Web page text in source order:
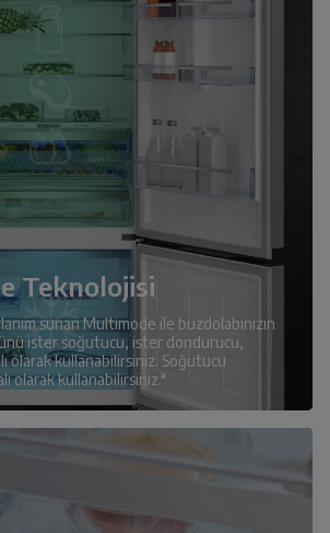
Teknolojisi
sunan Multimode ile buzdolabınızın
ister soğutucu, ister dondurucu,
olarak kullanabilirsiniz. Soğutucu
olarak kullanabilirsiniz."